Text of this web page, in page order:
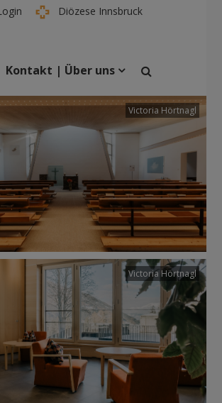
Diözese Innsbruck
suchen
Kontakt | Über uns
Victoria Hörtnagl
Victoria Hörtnagl